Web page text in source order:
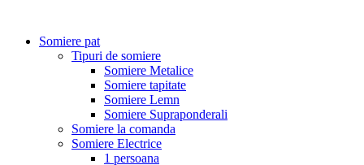
Somiere pat
Tipuri de somiere
Somiere Metalice
Somiere tapitate
Somiere Lemn
Somiere Supraponderali
Somiere la comanda
Somiere Electrice
1 persoana